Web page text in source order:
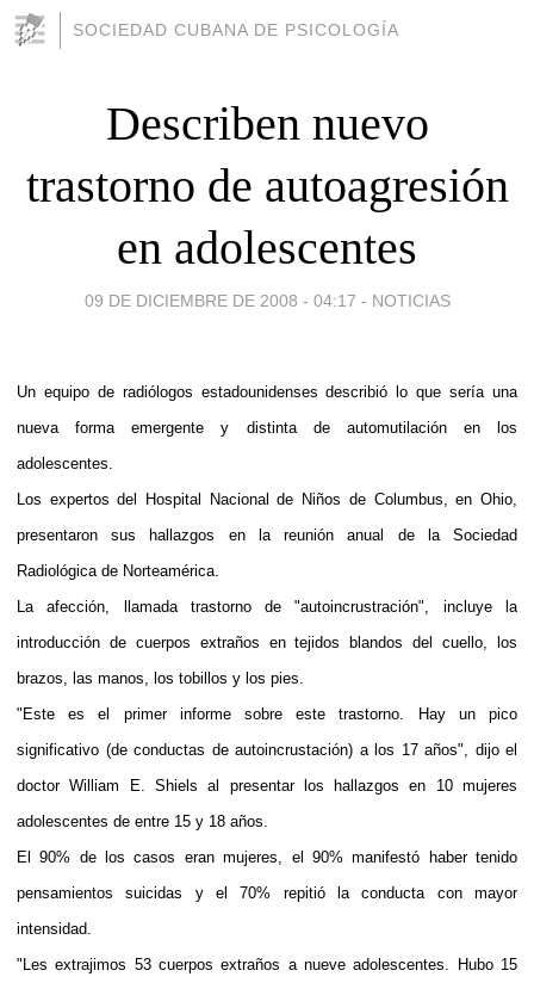
SOCIEDAD CUBANA DE PSICOLOGÍA
Describen nuevo
trastorno de autoagresión
en adolescentes
09 DE DICIEMBRE DE 2008 - 04:17 - NOTICIAS
Un equipo de radiólogos estadounidenses describió lo que sería una
nueva forma emergente y distinta de automutilación en los
adolescentes.
Los expertos del Hospital Nacional de Niños de Columbus, en Ohio,
presentaron sus hallazgos en la reunión anual de la Sociedad
Radiológica de Norteamérica.
La afección, llamada trastorno de "autoincrustración", incluye la
introducción de cuerpos extraños en tejidos blandos del cuello, los
brazos, las manos, los tobillos y los pies.
"Este es el primer informe sobre este trastorno. Hay un pico
significativo (de conductas de autoincrustación) a los 17 años", dijo el
doctor William E. Shiels al presentar los hallazgos en 10 mujeres
adolescentes de entre 15 y 18 años.
El 90% de los casos eran mujeres, el 90% manifestó haber tenido
pensamientos suicidas y el 70% repitió la conducta con mayor
intensidad.
"Les extrajimos 53 cuerpos extraños a nueve adolescentes. Hubo 15